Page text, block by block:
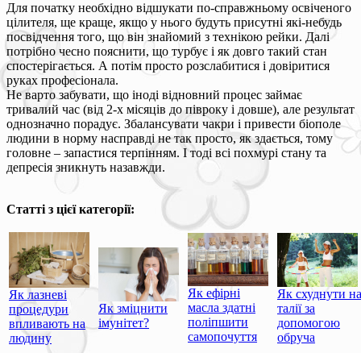
Для початку необхідно відшукати по-справжньому освіченого
цілителя, ще краще, якщо у нього будуть присутні які-небудь
посвідчення того, що він знайомий з технікою рейки. Далі
потрібно чесно пояснити, що турбує і як довго такий стан
спостерігається. А потім просто розслабитися і довіритися
руках професіонала.
Не варто забувати, що іноді відновний процес займає
тривалий час (від 2-х місяців до півроку і довше), але результат
однозначно порадує. Збалансувати чакри і привести біополе
людини в норму насправді не так просто, як здається, тому
головне – запастися терпінням. І тоді всі похмурі стану та
депресія зникнуть назавжди.
Статті з цієї категорії:
Як лазневі
процедури
впливають на
людину
Як зміцнити
імунітет?
Як ефірні
масла здатні
поліпшити
самопочуття
Як схуднути на
талії за
допомогою
обруча